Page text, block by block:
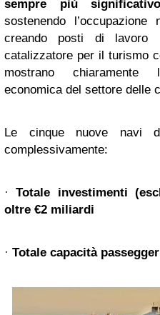
sempre più significativo
sostenendo
creando posti di lavoro
catalizzatore per il turismo
mostrano chiaramente
economica del settore delle
Le cinque nuove navi
complessivamente:
·Totale investimenti
oltre €2 miliardi
· Totale capacità